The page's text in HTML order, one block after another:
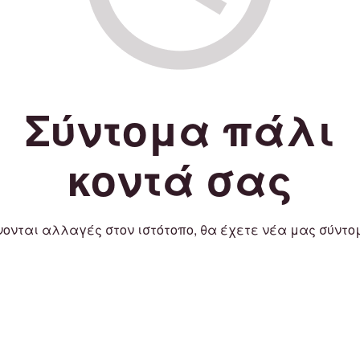
Σύντομα πάλι
κοντά σας
αλλαγές στον ιστότοπο, θα έχετε νέα μας